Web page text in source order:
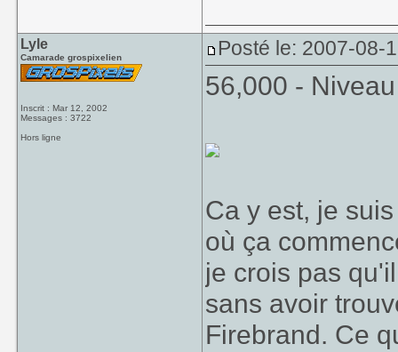
Lyle
Camarade grospixelien
Inscrit : Mar 12, 2002
Messages : 3722
Hors ligne
Posté le: 2007-08-
56,000 -
Ca y est, je
où ça
je crois pas
sans avoir
Firebrand. Ce